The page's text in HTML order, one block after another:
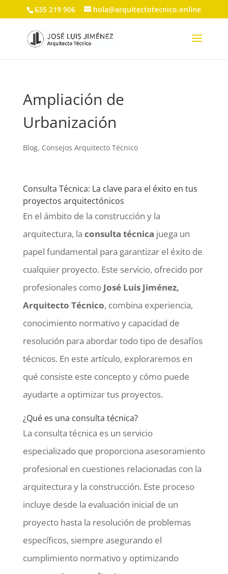
635 219 906 hola@arquitectotecnico.online
Ampliación de
Urbanización
Blog, Consejos Arquitecto Técnico
Consulta Técnica: La clave para el éxito en tus
proyectos arquitectónicos
En el ámbito de la construcción y la
arquitectura, la consulta técnica juega un
papel fundamental para garantizar el éxito de
cualquier proyecto. Este servicio, ofrecido por
profesionales como José Luis Jiménez,
Arquitecto Técnico, combina experiencia,
conocimiento normativo y capacidad de
resolución para abordar todo tipo de desafíos
técnicos. En este artículo, exploraremos en
qué consiste este concepto y cómo puede
ayudarte a optimizar tus proyectos.
¿Qué es una consulta técnica?
La consulta técnica es un servicio
especializado que proporciona asesoramiento
profesional en cuestiones relacionadas con la
arquitectura y la construcción. Este proceso
incluye desde la evaluación inicial de un
proyecto hasta la resolución de problemas
específicos, siempre asegurando el
cumplimiento normativo y optimizando